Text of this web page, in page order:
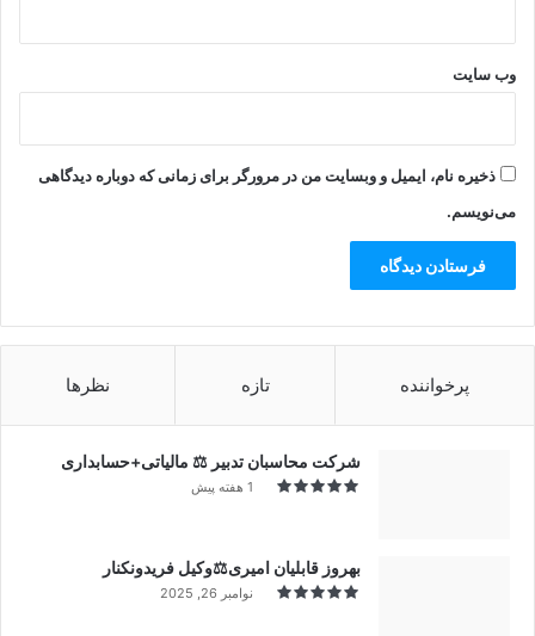
وب‌ سایت
ذخیره نام، ایمیل و وبسایت من در مرورگر برای زمانی که دوباره دیدگاهی
می‌نویسم.
پرخواننده تازه نظرها
شرکت محاسبان تدبیر ⚖️ مالیاتی+حسابداری
1 هفته پیش
بهروز قابلیان امیری⚖️وکیل فریدونکنار
نوامبر 26, 2025